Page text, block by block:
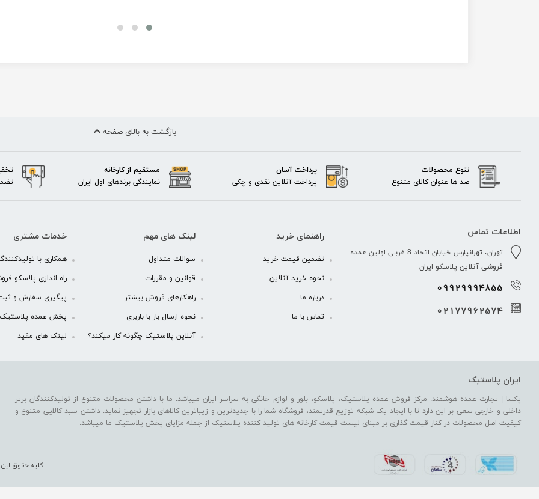
بازگشت به بالای صفحه
تنوع محصولات
صد ها عنوان کالای متنوع
پرداخت آسان
پرداخت آنلاین نقدی و چکی
مستقیم از کارخانه
نمایندگی برندهای اول ایران
اطلاعات تماس
تهران، تهرانپارس خیابان اتحاد 8 غربـی اولین عمده
فروشی آنلاین پلاسکو ایران
09929994855
02177962574
راهنمای خرید
تضمین قیمت خرید
نحوه خرید آنلاین ...
درباره ما
تماس با ما
لینک های مهم
سوالات متداول
قوانین و مقررات
راهکارهای فروش بیشتر
نحوه ارسال بار با باربری
آنلاین پلاستیک چگونه کار میکند؟
خدمات مشتری
همکاری با
راه اندازی پلاسکو
پیگیری سفارش و
پخش عمده پلاستیک
لینک های مفید
ایران پلاستیک
پکسا | تجارت عمده هوشمند. مرکز فروش عمده پلاستیک، پلاسکو، بلور و لوازم خانگی به سراسر ایران میباشد. ما با داشتن محصولات متنوع از تولیدکنندگان برتر
داخلی و خارجی سعی بر این دارد تا با ایجاد یک شبکه توزیع قدرتمند، فروشگاه شما را با جدیدترین و زیباترین کالاهای بازار تجهیز نماید. داشتن سبد کالایی متنوع و
کیفیت اصل محصولات در کنار قیمت گذاری بر مبنای لیست قیمت کارخانه های تولید کننده پلاستیک از جمله مزایای پخش پلاستیک ما میباشد.
کلیه حقوق